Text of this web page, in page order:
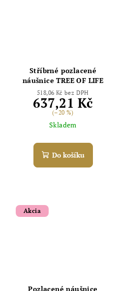
Stříbrné pozlacené
náušnice TREE OF LIFE
518,06 Kč bez DPH
637,21 Kč
(–20 %)
Skladem
Do košíku
Akcia
Pozlacené náušnice